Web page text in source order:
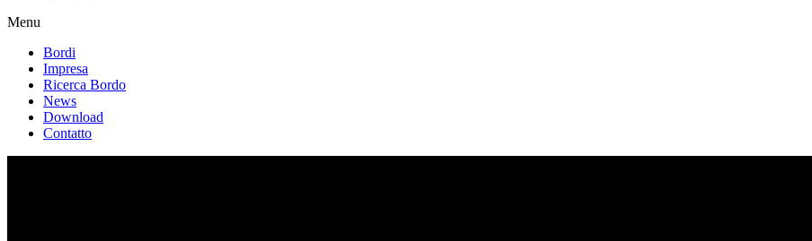
Menu
Bordi
Impresa
Ricerca Bordo
News
Download
Contatto